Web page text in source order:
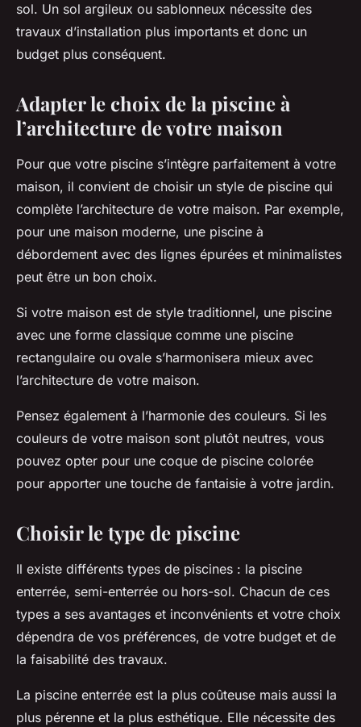
sol. Un sol argileux ou sablonneux nécessite des
travaux d’installation plus importants et donc un
budget plus conséquent.
Adapter le choix de la piscine à
l’architecture de votre maison
Pour que votre piscine s’intègre parfaitement à votre
maison, il convient de choisir un style de piscine qui
complète l’architecture de votre maison. Par exemple,
pour une maison moderne, une piscine à
débordement avec des lignes épurées et minimalistes
peut être un bon choix.
Si votre maison est de style traditionnel, une piscine
avec une forme classique comme une piscine
rectangulaire ou ovale s’harmonisera mieux avec
l’architecture de votre maison.
Pensez également à l’harmonie des couleurs. Si les
couleurs de votre maison sont plutôt neutres, vous
pouvez opter pour une coque de piscine colorée
pour apporter une touche de fantaisie à votre jardin.
Choisir le type de piscine
Il existe différents types de piscines : la piscine
enterrée, semi-enterrée ou hors-sol. Chacun de ces
types a ses avantages et inconvénients et votre choix
dépendra de vos préférences, de votre budget et de
la faisabilité des travaux.
La piscine enterrée est la plus coûteuse mais aussi la
plus pérenne et la plus esthétique. Elle nécessite des